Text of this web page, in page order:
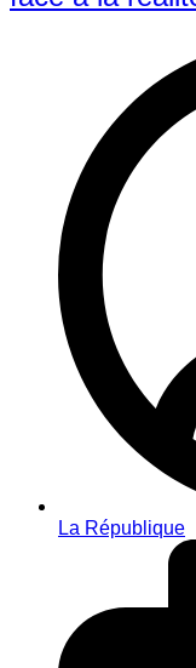
La République